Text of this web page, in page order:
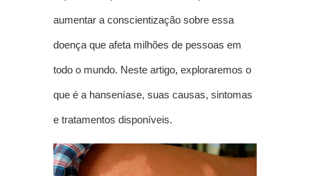
aumentar a conscientização sobre essa
doença que afeta milhões de pessoas em
todo o mundo. Neste artigo, exploraremos o
que é a hanseníase, suas causas, sintomas
e tratamentos disponíveis.